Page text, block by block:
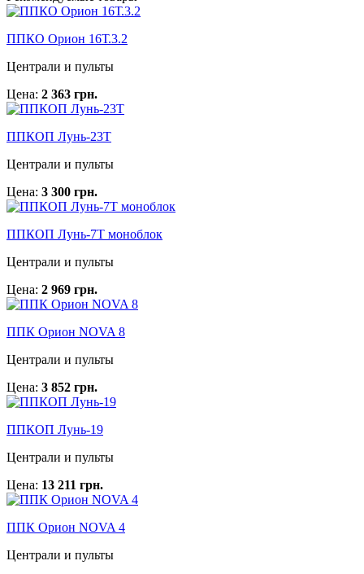
ППКО Орион 16Т.3.2
Централи и пульты
Цена: 2 363 грн.
ППКОП Лунь-23Т
Централи и пульты
Цена: 3 300 грн.
ППКОП Лунь-7Т моноблок
Централи и пульты
Цена: 2 969 грн.
ППК Орион NOVA 8
Централи и пульты
Цена: 3 852 грн.
ППКОП Лунь-19
Централи и пульты
Цена: 13 211 грн.
ППК Орион NOVA 4
Централи и пульты